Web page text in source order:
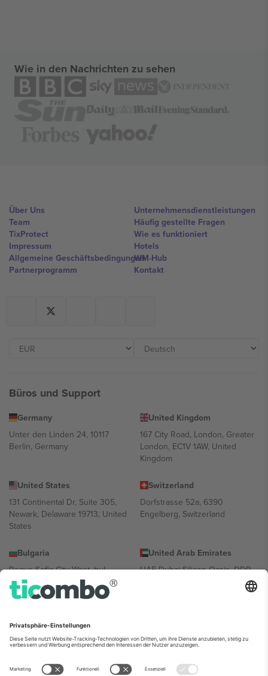
Wie in den Nachrichten zu sehen
Über Uns
Team
TixProtect
Impressum
Allgemeine Geschäftsbedingungen
Partnerprogramm
Unternehmensdienstleistungen
Häufig gestellte Fragen
Wie es funktioniert
Hotels
WM-Hub
Kontakt
Büros und Support
Germany
Unter den Linden 24, 10117
Berlin, Germany
United Kingdom
167 City Road, London, Greater
London, EC1V 1AW, United
Kingdom
United States
131 Continental Dr, Suite 305,
Newark, Delaware 19713, United
States
Switzerland
Dorfstrasse 52a, 6390
Engelberg, Switzerland
Bulgaria
Regus Sofia City West, bul
Totleben 53-55, 1606 Sofia,
Bulgaria
United Arab Emirates
UAE Dubai Silicon Oasis, DDP
Building A1, Office 302, Dubai,
Mexico
Av Chapultepec 360, Roma
Norte, Cuauhtémoc, 06700
Ciudad de México, CDMX,
Mexico